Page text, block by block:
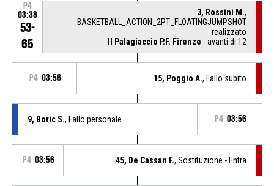
P4
03:38
53-
65
3, Rossini M.,
BASKETBALL_ACTION_2PT_FLOATINGJUMPSHOT
realizzato
Il Palagiaccio P.F. Firenze - avanti di 12
P4 03:56 15, Poggio A., Fallo subito
9, Boric S., Fallo personale P4 03:56
P4 03:56 45, De Cassan F., Sostituzione - Entra